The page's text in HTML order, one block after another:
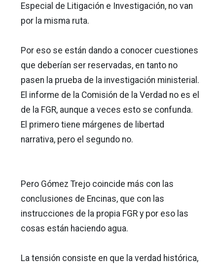
Especial de Litigación e Investigación, no van
por la misma ruta.
Por eso se están dando a conocer cuestiones
que deberían ser reservadas, en tanto no
pasen la prueba de la investigación ministerial.
El informe de la Comisión de la Verdad no es el
de la FGR, aunque a veces esto se confunda.
El primero tiene márgenes de libertad
narrativa, pero el segundo no.
Pero Gómez Trejo coincide más con las
conclusiones de Encinas, que con las
instrucciones de la propia FGR y por eso las
cosas están haciendo agua.
La tensión consiste en que la verdad histórica,